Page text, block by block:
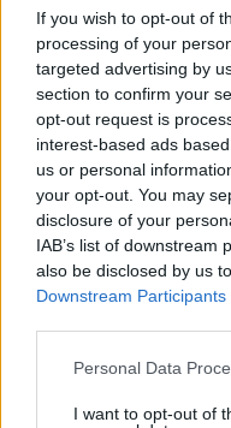
If you wish to opt-out of
processing of your
targeted advertising by
section to confirm your
opt-out request is
interest-based ads
us or personal
your opt-out. You may
disclosure of your
IAB’s list of downstream
also be disclosed by us
Downstream Participants
Please note that this
not limited to your visit
Personal Data
I want to opt-out of
Θρήνος για τον
πατέρας του, Χόρχε
ατζέντης του μέχρι
08.08.2026, 16:05
Συνέντευξη ποταμός
Μπάιντεν: Ο πατέρας